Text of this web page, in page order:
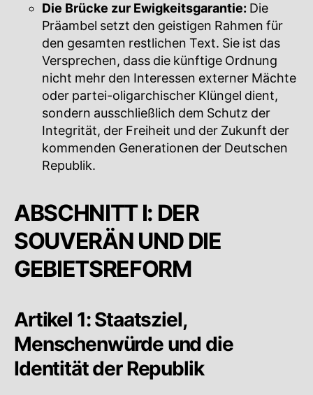
Die Brücke zur Ewigkeitsgarantie: Die
Präambel setzt den geistigen Rahmen für
den gesamten restlichen Text. Sie ist das
Versprechen, dass die künftige Ordnung
nicht mehr den Interessen externer Mächte
oder partei-oligarchischer Klüngel dient,
sondern ausschließlich dem Schutz der
Integrität, der Freiheit und der Zukunft der
kommenden Generationen der Deutschen
Republik.
ABSCHNITT I: DER
SOUVERÄN UND DIE
GEBIETSREFORM
Artikel 1: Staatsziel,
Menschenwürde und die
Identität der Republik